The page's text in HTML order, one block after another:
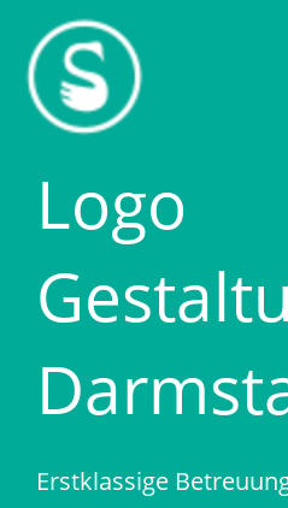
Inhalt
springen
Logo
Erstklassige